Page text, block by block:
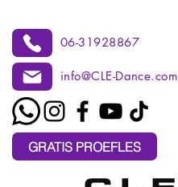
06-31928867
info@CLE-Dance.com
GRATIS PROEFLES